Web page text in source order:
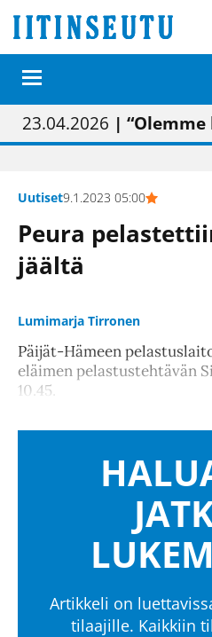
01.02.2026 | Painon vaihtumisen pitäisi
05.02.2026 | Uudistettu
23.04.2026 | “Olemme
09.05.2026| "Maalla on totuttu
Uutiset9.1.2023 05:00
Peura
jäältä
Lumimarja Tirronen
Päijät-Hämeen
eläimen pelastustehtävän
10.45.
Artikkeli on
tilaajille. Kaikkiin